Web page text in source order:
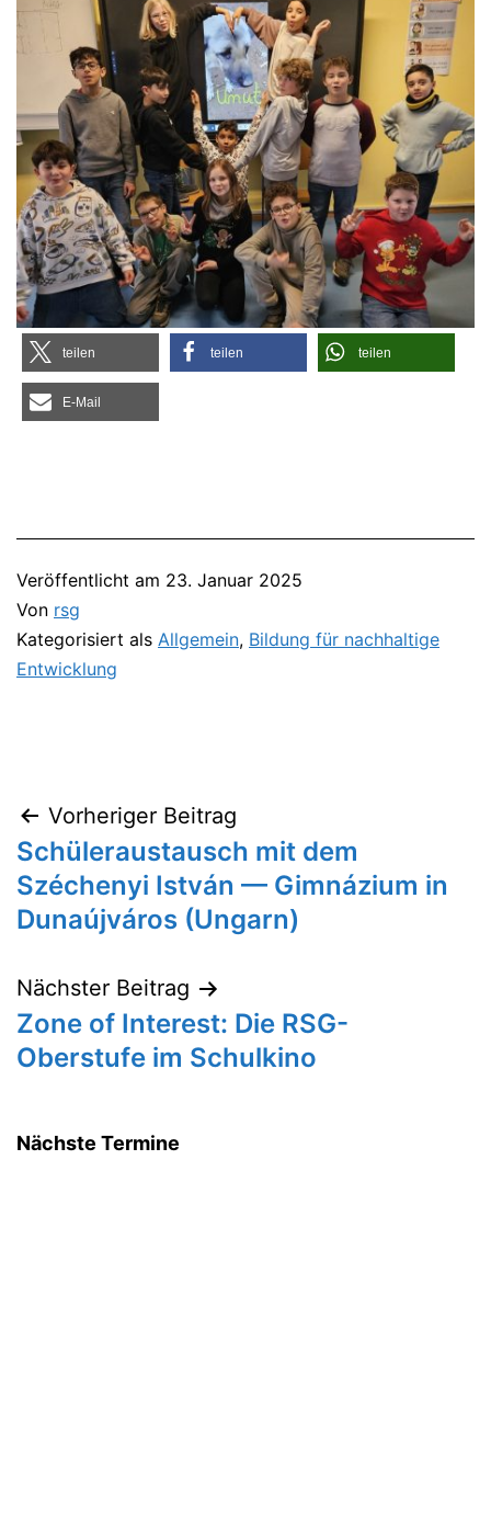
tei­len tei­len tei­len
E‑Mail
Veröffentlicht am 23. Januar 2025
Von rsg
Kategorisiert als Allgemein, Bildung für nachhaltige
Entwicklung
Beitragsnavigation
Vorheriger Beitrag
Schüleraustausch mit dem
Széchenyi István — Gimnázium in
Dunaújváros (Ungarn)
Nächster Beitrag
Zone of Interest: Die RSG-
Oberstufe im Schulkino
Nächste Termine